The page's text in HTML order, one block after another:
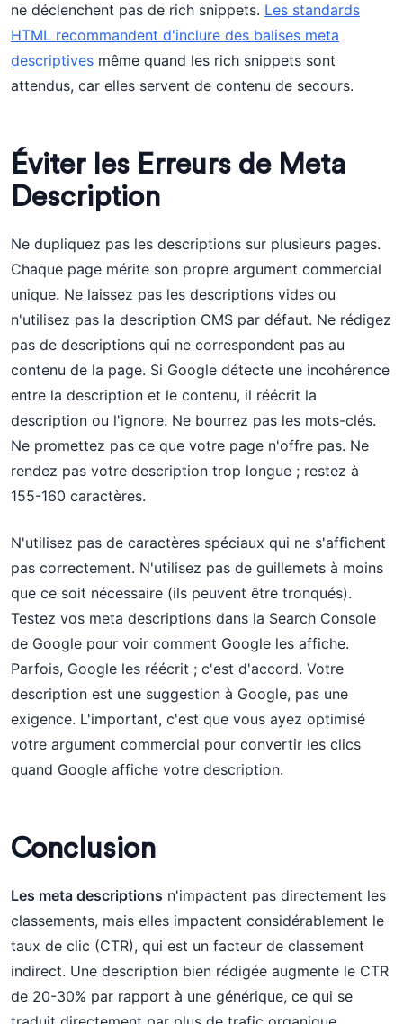
ne déclenchent pas de rich snippets. Les standards
HTML recommandent d'inclure des balises meta
descriptives même quand les rich snippets sont
attendus, car elles servent de contenu de secours.
Éviter les Erreurs de Meta
Description
Ne dupliquez pas les descriptions sur plusieurs pages.
Chaque page mérite son propre argument commercial
unique. Ne laissez pas les descriptions vides ou
n'utilisez pas la description CMS par défaut. Ne rédigez
pas de descriptions qui ne correspondent pas au
contenu de la page. Si Google détecte une incohérence
entre la description et le contenu, il réécrit la
description ou l'ignore. Ne bourrez pas les mots-clés.
Ne promettez pas ce que votre page n'offre pas. Ne
rendez pas votre description trop longue ; restez à
155-160 caractères.
N'utilisez pas de caractères spéciaux qui ne s'affichent
pas correctement. N'utilisez pas de guillemets à moins
que ce soit nécessaire (ils peuvent être tronqués).
Testez vos meta descriptions dans la Search Console
de Google pour voir comment Google les affiche.
Parfois, Google les réécrit ; c'est d'accord. Votre
description est une suggestion à Google, pas une
exigence. L'important, c'est que vous ayez optimisé
votre argument commercial pour convertir les clics
quand Google affiche votre description.
Conclusion
Les meta descriptions n'impactent pas directement les
classements, mais elles impactent considérablement le
taux de clic (CTR), qui est un facteur de classement
indirect. Une description bien rédigée augmente le CTR
de 20-30% par rapport à une générique, ce qui se